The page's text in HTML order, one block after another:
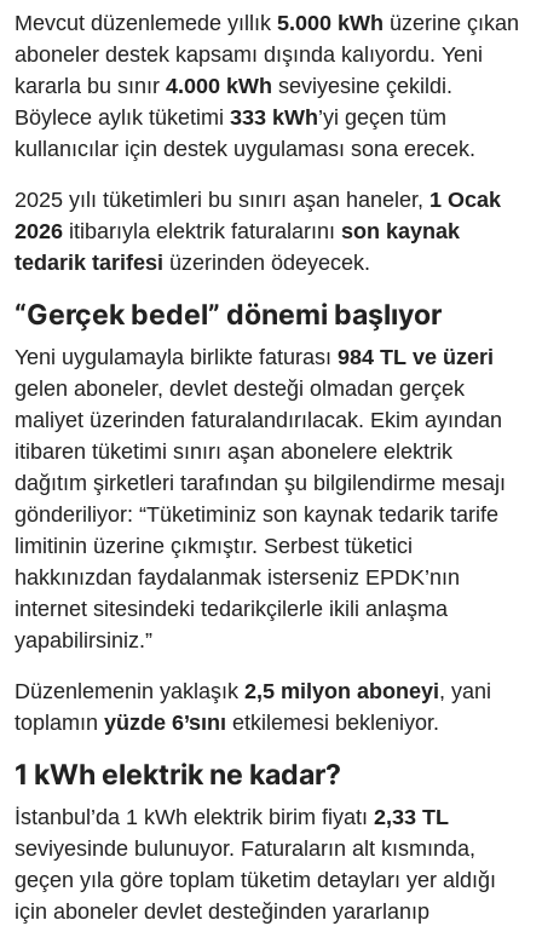
Mevcut düzenlemede yıllık 5.000 kWh üzerine çıkan
aboneler destek kapsamı dışında kalıyordu. Yeni
kararla bu sınır 4.000 kWh seviyesine çekildi.
Böylece aylık tüketimi 333 kWh’yi geçen tüm
kullanıcılar için destek uygulaması sona erecek.
2025 yılı tüketimleri bu sınırı aşan haneler, 1 Ocak
2026 itibarıyla elektrik faturalarını son kaynak
tedarik tarifesi üzerinden ödeyecek.
“Gerçek bedel” dönemi başlıyor
Yeni uygulamayla birlikte faturası 984 TL ve üzeri
gelen aboneler, devlet desteği olmadan gerçek
maliyet üzerinden faturalandırılacak. Ekim ayından
itibaren tüketimi sınırı aşan abonelere elektrik
dağıtım şirketleri tarafından şu bilgilendirme mesajı
gönderiliyor: “Tüketiminiz son kaynak tedarik tarife
limitinin üzerine çıkmıştır. Serbest tüketici
hakkınızdan faydalanmak isterseniz EPDK’nın
internet sitesindeki tedarikçilerle ikili anlaşma
yapabilirsiniz.”
Düzenlemenin yaklaşık 2,5 milyon aboneyi, yani
toplamın yüzde 6’sını etkilemesi bekleniyor.
1 kWh elektrik ne kadar?
İstanbul’da 1 kWh elektrik birim fiyatı 2,33 TL
seviyesinde bulunuyor. Faturaların alt kısmında,
geçen yıla göre toplam tüketim detayları yer aldığı
için aboneler devlet desteğinden yararlanıp